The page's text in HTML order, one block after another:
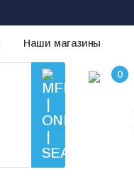
Наши магазины